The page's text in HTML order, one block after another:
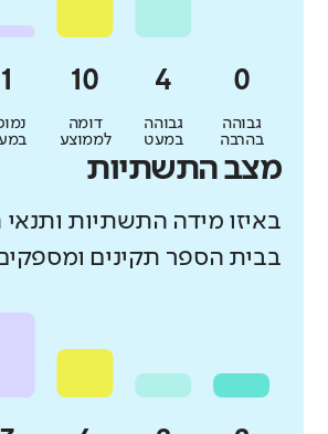
גבוהה
בהרבה
גבוהה
במעט
דומה
לממוצע
מצב התשתיות
באיזו מידה התשתיות
בבית הספר תקינים